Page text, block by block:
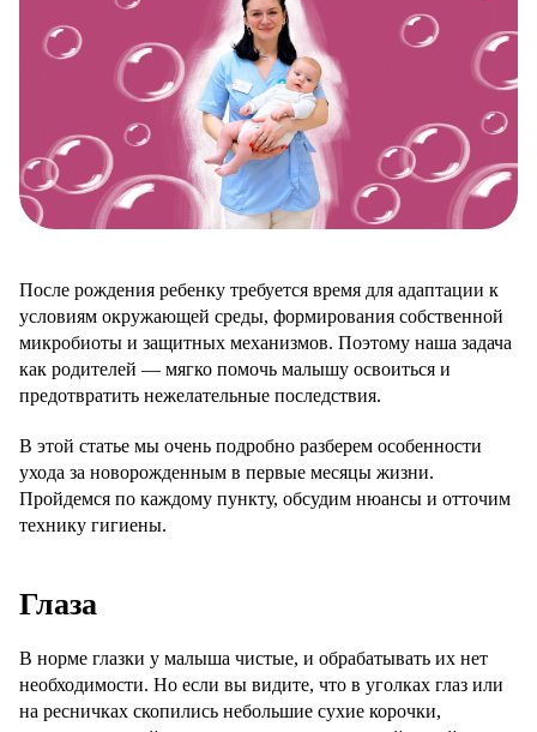
После рождения ребенку требуется время для адаптации к
условиям окружающей среды, формирования собственной
микробиоты и защитных механизмов. Поэтому наша задача
как родителей — мягко помочь малышу освоиться и
предотвратить нежелательные последствия.
В этой статье мы очень подробно разберем особенности
ухода за новорожденным в первые месяцы жизни.
Пройдемся по каждому пункту, обсудим нюансы и отточим
технику гигиены.
Глаза
В норме глазки у малыша чистые, и обрабатывать их нет
необходимости. Но если вы видите, что в уголках глаз или
на ресничках скопились небольшие сухие корочки,